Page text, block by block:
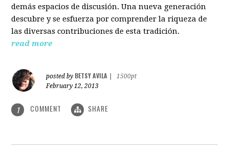
demás espacios de discusión. Una nueva generación
descubre y se esfuerza por comprender la riqueza de
las diversas contribuciones de esta tradición.
read more
posted by BETSY AVILA
1500pt
February 12, 2013
1 COMMENT SHARE